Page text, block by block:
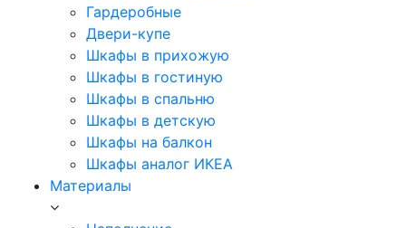
Гардеробные
Двери-купе
Шкафы в прихожую
Шкафы в гостиную
Шкафы в спальню
Шкафы в детскую
Шкафы на балкон
Шкафы аналог ИКЕА
Материалы